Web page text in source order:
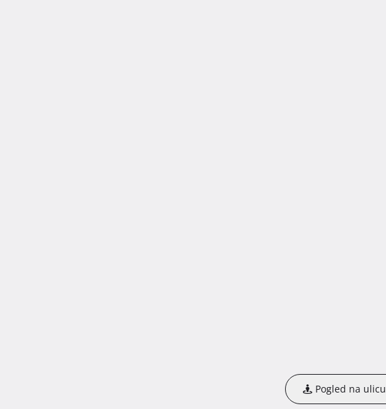
Pogled na ulicu